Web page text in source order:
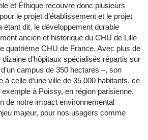
et Éthique recouvre donc plusieurs
le projet d’établissement et le projet
étant dit, le développement durable
ancien et historique du CHU de Lille
quatrième CHU de France. Avec plus de
d’hôpitaux spécialisés répartis sur
campus de 350 hectares –, son
à celle d’une ville de 35 000 habitants, ce
à Poissy, en région parisienne.
de notre impact environnemental
majeur, pour nos usagers comme